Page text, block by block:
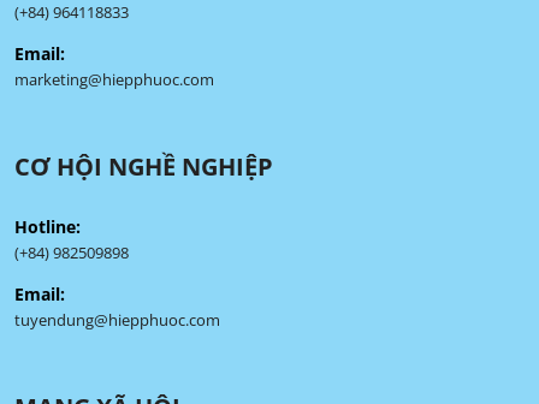
(+84) 964118833
Email:
marketing@hiepphuoc.com
CƠ HỘI NGHỀ NGHIỆP
Hotline:
(+84) 982509898
Email:
tuyendung@hiepphuoc.com